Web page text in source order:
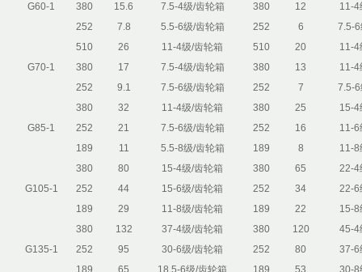
G60-1
380
15.6 7.5-4级/齿轮箱 380 12
11-4
252
7.8 5.5-6级/齿轮箱 252 6 7.5-
G70-1
510 26 11-4级/齿轮箱 510 20
11-4
380
17 7.5-4级/齿轮箱 380 13
11-4
252
9.1 7.5-6级/齿轮箱 252 7 7.5-
G85-1
380 32 11-4级/齿轮箱 380 25
15-4
252
21 7.5-6级/齿轮箱 252 16
11-6
189
11 5.5-8级/齿轮箱 189 8 11-8
G105-1
380 80 15-4级/齿轮箱 380 65
22-4
252
44 15-6级/齿轮箱 252 34
22-6
189
29 11-8级/齿轮箱 189 22 15-8
G135-1
380 132 37-4级/齿轮箱 380 120
45-4
252
95 30-6级/齿轮箱 252 80
37-6
189
65 18.5-6级/齿轮箱 189 53 30-8